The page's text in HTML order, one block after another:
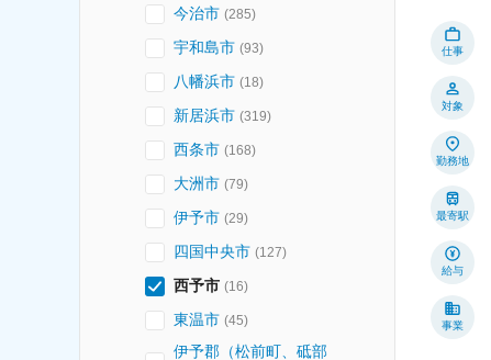
今治市 (285)
宇和島市 (93)
八幡浜市 (18)
新居浜市 (319)
西条市 (168)
大洲市 (79)
伊予市 (29)
四国中央市 (127)
西予市 (16)
東温市 (45)
伊予郡（松前町、砥部
仕事
対象
勤務地
最寄駅
給与
事業